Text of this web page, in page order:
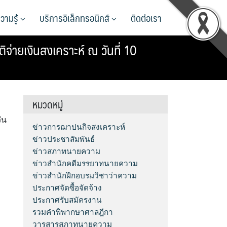
ามรู้ บริการอิเล็กทรอนิกส์ ติดต่อเรา
ายเงินสงเคราะห์ ณ วันที่ 10
น
หมวดหมู่
ข่าวการฌาปนกิจสงเคราะห์
ข่าวประชาสัมพันธ์
ข่าวสภาทนายความ
ข่าวสำนักคดีมรรยาทนายความ
ข่าวสำนักฝึกอบรมวิชาว่าความ
ประกาศจัดซื้อจัดจ้าง
ประกาศรับสมัครงาน
รวมคำพิพากษาศาลฎีกา
วารสารสภาทนายความ